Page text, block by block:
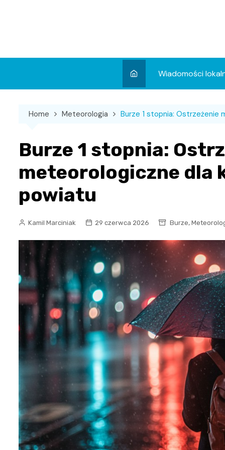
Wiadomości
Wydarzenia
Sport
Home Meteorologia Burze 1 stopnia: Ostrzeżenie
Burze 1 stopnia:
meteorologiczne dla
powiatu
Kamil Marciniak 29 czerwca 2026 Burze,